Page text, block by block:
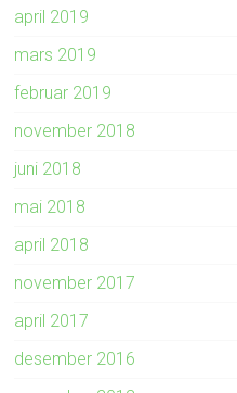
april 2019
mars 2019
februar 2019
november 2018
juni 2018
mai 2018
april 2018
november 2017
april 2017
desember 2016